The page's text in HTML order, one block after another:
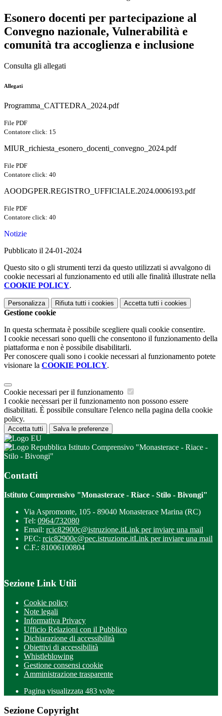
Esonero docenti per partecipazione al
Convegno nazionale, Vulnerabilità e
comunità tra accoglienza e inclusione
Consulta gli allegati
Allegati
Programma_CATTEDRA_2024.pdf
File PDF
Contatore click: 15
MIUR_richiesta_esonero_docenti_convegno_2024.pdf
File PDF
Contatore click: 40
AOODGPER.REGISTRO_UFFICIALE.2024.0006193.pdf
File PDF
Contatore click: 40
Notizie
Pubblicato il 24-01-2024
Questo sito o gli strumenti terzi da questo utilizzati si avvalgono di
cookie necessari al funzionamento ed utili alle finalità illustrate nella
COOKIE POLICY.
Personalizza Rifiuta tutti i cookies Accetta tutti i cookies
Gestione cookie
In questa schermata è possibile scegliere quali cookie consentire.
I cookie necessari sono quelli che consentono il funzionamento della
piattaforma e non è possibile disabilitarli.
Per conoscere quali sono i cookie necessari al funzionamento potete
visionare la COOKIE POLICY.
Cookie necessari per il funzionamento
I cookie necessari per il funzionamento non possono essere
disabilitati. È possibile consultare l'elenco nella pagina della cookie
policy.
Accetta tutti Salva le preferenze
Istituto Comprensivo "Monasterace - Riace -
Stilo - Bivongi"
Contatti
Istituto Comprensivo "Monasterace - Riace - Stilo - Bivongi"
Via Aspromonte, 105 - 89040 Monasterace Marina (RC)
Tel: 0964/732080
Email: rcic82900c@istruzione.itLink per inviare una mail
PEC: rcic82900c@pec.istruzione.itLink per inviare una mail
C.F.: 81006100804
Sezione Link Utili
Cookie policy
Note legali
Informativa Privacy
Ufficio Relazioni con il Pubblico
Dichiarazione di accessibilità
Obiettivi di accessibilità
Whistleblowing
Gestione consensi cookie
Amministrazione trasparente
Pagina visualizzata 483 volte
Sezione Copyright